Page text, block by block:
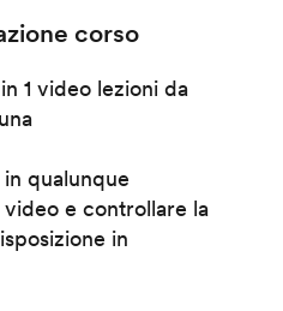
corso
1 video lezioni da
qualunque
e controllare la
in